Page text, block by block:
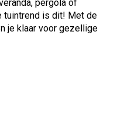
pergola of
tuintrend is dit! Met de
je klaar voor gezellige